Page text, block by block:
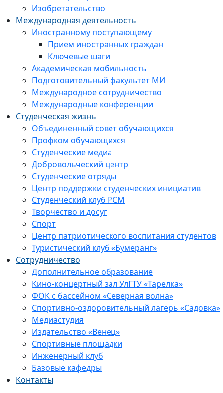
Изобретательство
Международная деятельность
Иностранному поступающему
Прием иностранных граждан
Ключевые шаги
Академическая мобильность
Подготовительный факультет МИ
Международное сотрудничество
Международные конференции
Студенческая жизнь
Объединенный совет обучающихся
Профком обучающихся
Студенческие медиа
Добровольческий центр
Студенческие отряды
Центр поддержки студенческих инициатив
Студенческий клуб РСМ
Творчество и досуг
Спорт
Центр патриотического воспитания студентов
Туристический клуб «Бумеранг»
Сотрудничество
Дополнительное образование
Кино-концертный зал УлГТУ «Тарелка»
ФОК с бассейном «Северная волна»
Спортивно-оздоровительный лагерь «Садовка»
Медиастудия
Издательство «Венец»
Спортивные площадки
Инженерный клуб
Базовые кафедры
Контакты